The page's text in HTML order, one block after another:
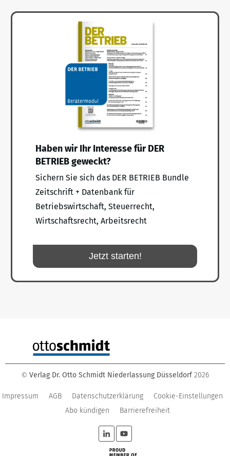
Haben wir Ihr Interesse für DER
BETRIEB geweckt?
Sichern Sie sich das DER BETRIEB Bundle
Zeitschrift + Datenbank für
Betriebswirtschaft, Steuerrecht,
Wirtschaftsrecht, Arbeitsrecht
Jetzt starten!
© Verlag Dr. Otto Schmidt Niederlassung Düsseldorf 2026
Impressum AGB Datenschutzerklärung
Cookie-Einstellungen
Abo kündigen
Barrierefreiheit